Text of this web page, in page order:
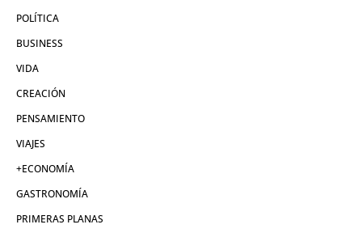
POLÍTICA
BUSINESS
VIDA
CREACIÓN
PENSAMIENTO
VIAJES
+ECONOMÍA
GASTRONOMÍA
PRIMERAS PLANAS